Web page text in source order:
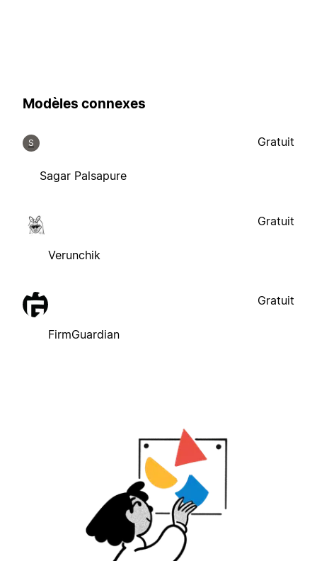
Modèles connexes
S
Sagar Palsapure
Gratuit
Verunchik
Gratuit
FirmGuardian
Gratuit